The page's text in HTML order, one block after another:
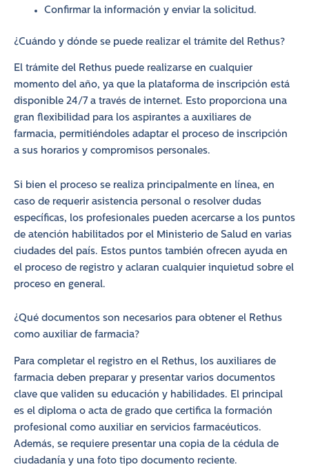
Confirmar la información y enviar la solicitud.
¿Cuándo y dónde se puede realizar el trámite del Rethus?
El trámite del Rethus puede realizarse en cualquier
momento del año, ya que la plataforma de inscripción está
disponible 24/7 a través de internet. Esto proporciona una
gran flexibilidad para los aspirantes a auxiliares de
farmacia, permitiéndoles adaptar el proceso de inscripción
a sus horarios y compromisos personales.
Si bien el proceso se realiza principalmente en línea, en
caso de requerir asistencia personal o resolver dudas
específicas, los profesionales pueden acercarse a los puntos
de atención habilitados por el Ministerio de Salud en varias
ciudades del país. Estos puntos también ofrecen ayuda en
el proceso de registro y aclaran cualquier inquietud sobre el
proceso en general.
¿Qué documentos son necesarios para obtener el Rethus
como auxiliar de farmacia?
Para completar el registro en el Rethus, los auxiliares de
farmacia deben preparar y presentar varios documentos
clave que validen su educación y habilidades. El principal
es el diploma o acta de grado que certifica la formación
profesional como auxiliar en servicios farmacéuticos.
Además, se requiere presentar una copia de la cédula de
ciudadanía y una foto tipo documento reciente.